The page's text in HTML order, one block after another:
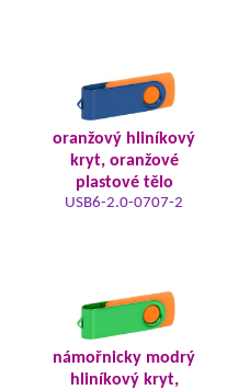
oranžový hliníkový
kryt, oranžové
plastové tělo
USB6-2.0-0707-2
námořnicky modrý
hliníkový kryt,